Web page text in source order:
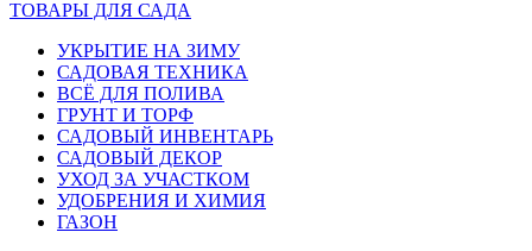
ТОВАРЫ ДЛЯ САДА
УКРЫТИЕ НА ЗИМУ
САДОВАЯ ТЕХНИКА
ВСЁ ДЛЯ ПОЛИВА
ГРУНТ И ТОРФ
САДОВЫЙ ИНВЕНТАРЬ
САДОВЫЙ ДЕКОР
УХОД ЗА УЧАСТКОМ
УДОБРЕНИЯ И ХИМИЯ
ГАЗОН